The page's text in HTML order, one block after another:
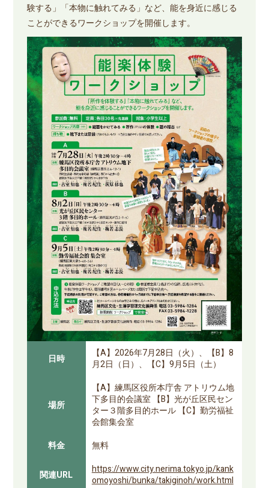
験する」「本物に触れてみる」など、能を身近に感じる
ことができるワークショップを開催します。
日時
【A】2026年7月28日（火）、【B】8
月2日（日）、【C】9月5日（土）
場所
【A】練馬区役所本庁舎 アトリウム地
下多目的会議室 【B】光が丘区民セン
ター３階多目的ホール 【C】勤労福祉
会館集会室
料金
無料
関連URL
https://www.city.nerima.tokyo.jp/kank
omoyoshi/bunka/takiginoh/work.html